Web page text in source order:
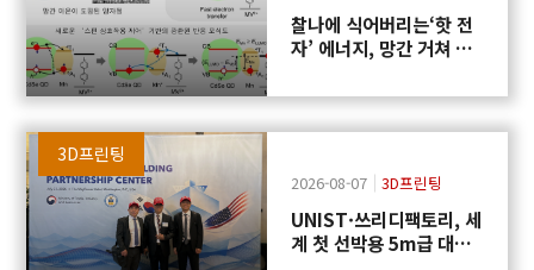
찰나에 식어버리는‘핫 전
자’ 에너지, 망간 거쳐 화
3D프린팅
2026-08-07 3D프린팅
UNIST·쓰리디팩토리, 세
계 첫 선박용 5m급 대형